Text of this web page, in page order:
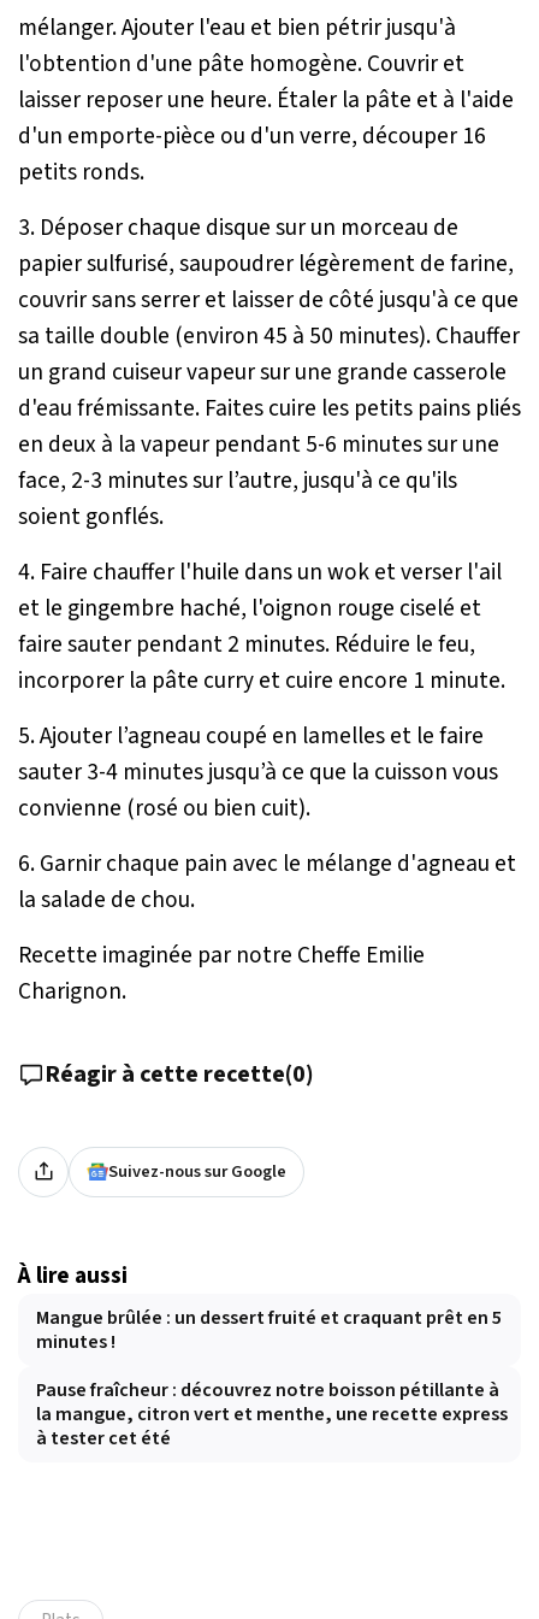
mélanger. Ajouter l'eau et bien pétrir jusqu'à
l'obtention d'une pâte homogène. Couvrir et
laisser reposer une heure. Étaler la pâte et à l'aide
d'un emporte-pièce ou d'un verre, découper 16
petits ronds.
3. Déposer chaque disque sur un morceau de
papier sulfurisé, saupoudrer légèrement de farine,
couvrir sans serrer et laisser de côté jusqu'à ce que
sa taille double (environ 45 à 50 minutes). Chauffer
un grand cuiseur vapeur sur une grande casserole
d'eau frémissante. Faites cuire les petits pains pliés
en deux à la vapeur pendant 5-6 minutes sur une
face, 2-3 minutes sur l’autre, jusqu'à ce qu'ils
soient gonflés.
4. Faire chauffer l'huile dans un wok et verser l'ail
et le gingembre haché, l'oignon rouge ciselé et
faire sauter pendant 2 minutes. Réduire le feu,
incorporer la pâte curry et cuire encore 1 minute.
5. Ajouter l’agneau coupé en lamelles et le faire
sauter 3-4 minutes jusqu’à ce que la cuisson vous
convienne (rosé ou bien cuit).
6. Garnir chaque pain avec le mélange d'agneau et
la salade de chou.
Recette imaginée par notre Cheffe Emilie
Charignon.
Réagir à cette recette(0)
Suivez-nous sur Google
À lire aussi
Mangue brûlée : un dessert fruité et craquant prêt en 5
minutes !
Pause fraîcheur : découvrez notre boisson pétillante à
la mangue, citron vert et menthe, une recette express
à tester cet été